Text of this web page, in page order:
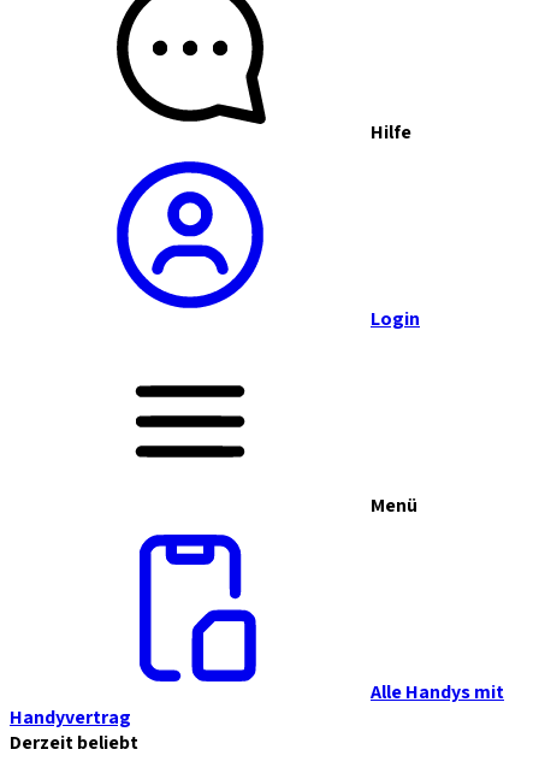
Hilfe
Login
Menü
Alle Handys mit
Handyvertrag
Derzeit beliebt